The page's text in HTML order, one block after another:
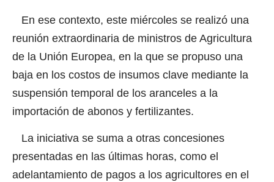
En ese contexto, este miércoles se realizó una
reunión extraordinaria de ministros de Agricultura
de la Unión Europea, en la que se propuso una
baja en los costos de insumos clave mediante la
suspensión temporal de los aranceles a la
importación de abonos y fertilizantes.
La iniciativa se suma a otras concesiones
presentadas en las últimas horas, como el
adelantamiento de pagos a los agricultores en el